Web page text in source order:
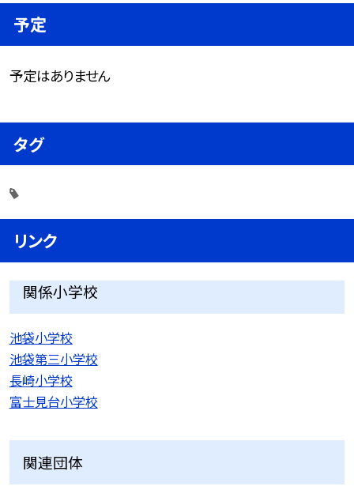
予定
予定はありません
タグ
リンク
関係小学校
池袋小学校
池袋第三小学校
長崎小学校
富士見台小学校
関連団体